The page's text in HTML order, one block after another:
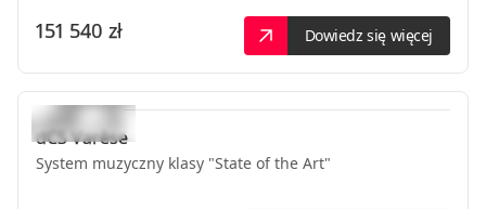
151 540 zł Dowiedz się więcej
dCSVarèse
System muzyczny klasy "State of the Art"